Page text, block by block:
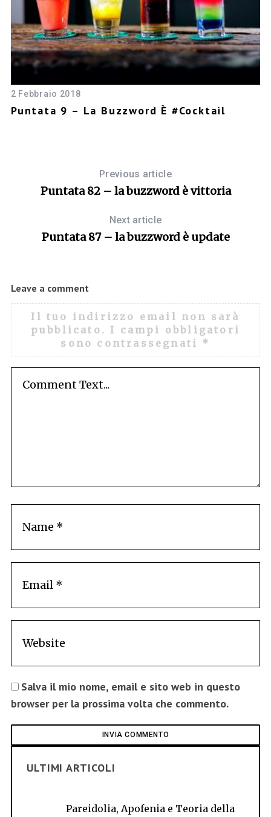
2 Febbraio 2018
Puntata 9 – La Buzzword È #cocktail
Previous article
Puntata 82 – la buzzword è vittoria
Next article
Puntata 87 – la buzzword è update
Leave a comment
Il tuo indirizzo email non sarà
pubblicato. I campi obbligatori
sono contrassegnati *
Salva il mio nome, email e sito web in questo
browser per la prossima volta che commento.
ULTIMI ARTICOLI
Pareidolia, Apofenia e Teoria della